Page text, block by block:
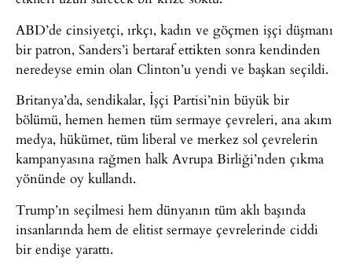
ABD’de cinsiyetçi, ırkçı, kadın ve göçmen işçi düşmanı
bir patron, Sanders’i bertaraf ettikten sonra kendinden
neredeyse emin olan Clinton’u yendi ve başkan seçildi.
Britanya’da, sendikalar, İşçi Partisi’nin büyük bir
bölümü, hemen hemen tüm sermaye çevreleri, ana akım
medya, hükümet, tüm liberal ve merkez sol çevrelerin
kampanyasına rağmen halk Avrupa Birliği’nden çıkma
yönünde oy kullandı.
Trump’ın seçilmesi hem dünyanın tüm aklı başında
insanlarında hem de elitist sermaye çevrelerinde ciddi
bir endişe yarattı.